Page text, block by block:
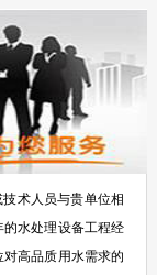
术人员与贵单位相
水处理设备工程经
高品质用水需求的